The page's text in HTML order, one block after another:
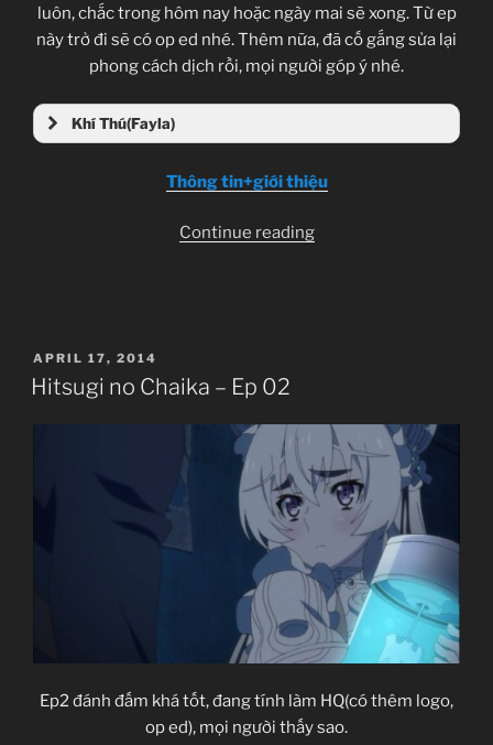
luôn, chắc trong hôm nay hoặc ngày mai sẽ xong. Từ ep
này trở đi sẽ có op ed nhé. Thêm nữa, đã cố gắng sửa lại
phong cách dịch rồi, mọi người góp ý nhé.
Khí Thú(Fayla)
（グリフォン）
魔（クラーケン）
（ドラグーン）Trang Khải Long(Dragoon)
幻想樹（エント）
Thông tin+giới thiệu
Continue reading“Hitsugi
POSTED
ON
APRIL 17, 2014
Hitsugi no Chaika – Ep 02
Ep2 đánh đấm khá tốt, đang tính làm HQ(có thêm logo,
op ed), mọi người thấy sao.